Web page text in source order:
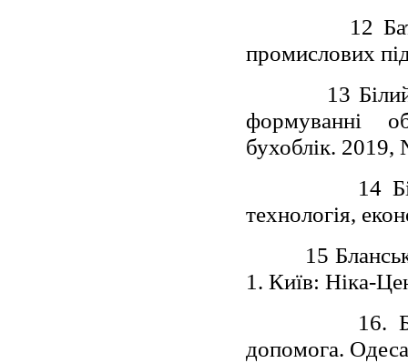
12
промислових
13
формуванні
бухоблік.
14
технологія,
15
1. Київ: Ніка-
16.
допомога.